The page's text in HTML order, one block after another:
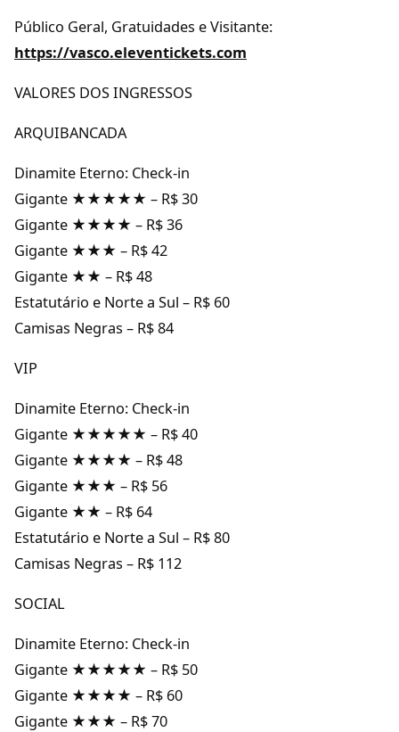
Público Geral, Gratuidades e Visitante:
https://vasco.eleventickets.com
VALORES DOS INGRESSOS
ARQUIBANCADA
Dinamite Eterno: Check-in
Gigante ★★★★★ – R$ 30
Gigante ★★★★ – R$ 36
Gigante ★★★ – R$ 42
Gigante ★★ – R$ 48
Estatutário e Norte a Sul – R$ 60
Camisas Negras – R$ 84
VIP
Dinamite Eterno: Check-in
Gigante ★★★★★ – R$ 40
Gigante ★★★★ – R$ 48
Gigante ★★★ – R$ 56
Gigante ★★ – R$ 64
Estatutário e Norte a Sul – R$ 80
Camisas Negras – R$ 112
SOCIAL
Dinamite Eterno: Check-in
Gigante ★★★★★ – R$ 50
Gigante ★★★★ – R$ 60
Gigante ★★★ – R$ 70